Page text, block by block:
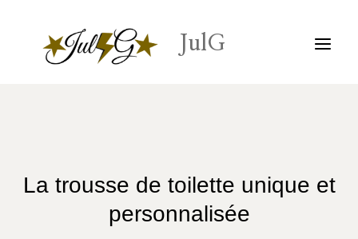
contenu
JulG
La trousse de toilette unique et
personnalisée